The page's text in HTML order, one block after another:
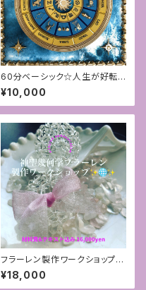
60分ベーシック☆人生が好転す
る星読みカウンセリング☆
¥10,000
フラーレン製作ワークショップ対
面講座[福岡ほか]
¥18,000